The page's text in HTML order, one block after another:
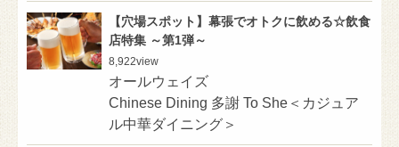
【穴場スポット】幕張でオトクに飲める☆飲食
店特集 ～第1弾～
8,922view
オールウェイズ
Chinese Dining 多謝 To She＜カジュア
ル中華ダイニング＞